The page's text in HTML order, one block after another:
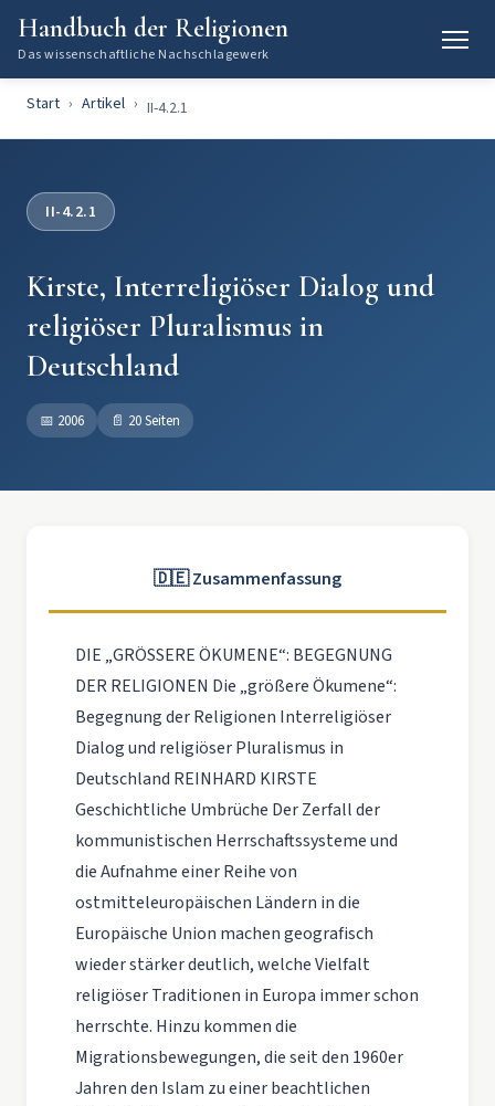
Handbuch der Religionen
Das wissenschaftliche Nachschlagewerk
Start Artikel II-4.2.1
II-4.2.1
Kirste, Interreligiöser Dialog und
religiöser Pluralismus in
Deutschland
📅 2006 📄 20 Seiten
🇩🇪 Zusammenfassung
DIE „GRÖSSERE ÖKUMENE“: BEGEGNUNG
DER RELIGIONEN Die „größere Ökumene“:
Begegnung der Religionen Interreligiöser
Dialog und religiöser Pluralismus in
Deutschland REINHARD KIRSTE
Geschichtliche Umbrüche Der Zerfall der
kommunistischen Herrschaftssysteme und
die Aufnahme einer Reihe von
ostmitteleuropäischen Ländern in die
Europäische Union machen geografisch
wieder stärker deutlich, welche Vielfalt
religiöser Traditionen in Europa immer schon
herrschte. Hinzu kommen die
Migrationsbewegungen, die seit den 1960er
Jahren den Islam zu einer beachtlichen